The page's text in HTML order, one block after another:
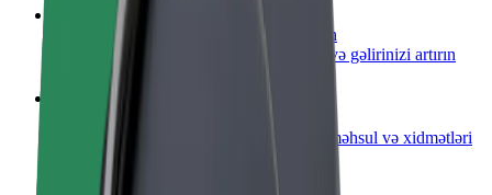
Avtopark sahibi kimi qeydiyyatdan keçin
Avtoparkınızı Bolt platformasına qoşun və gəlirinizi artırın
Biznes üçün Bolt
Biznesiniz üçün miqyaslandırılmış Bolt məhsul və xidmətləri